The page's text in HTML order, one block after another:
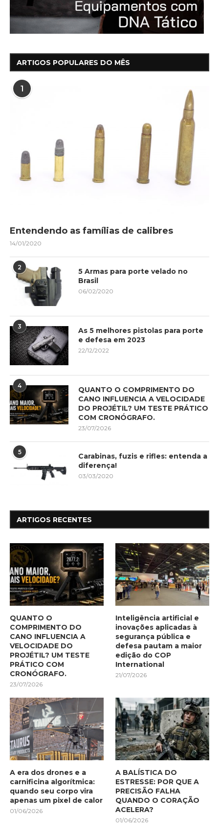
ARTIGOS POPULARES DO MÊS
1
Entendendo as famílias de calibres
14/01/2020
2
5 Armas para porte velado no
Brasil
06/02/2020
3
As 5 melhores pistolas para porte
e defesa em 2023
22/12/2022
4
QUANTO O COMPRIMENTO DO
CANO INFLUENCIA A VELOCIDADE
DO PROJÉTIL? UM TESTE PRÁTICO
COM CRONÓGRAFO.
23/07/2026
5
Carabinas, fuzis e rifles: entenda a
diferença!
03/03/2020
ARTIGOS RECENTES
QUANTO O
COMPRIMENTO DO
CANO INFLUENCIA A
VELOCIDADE DO
PROJÉTIL? UM TESTE
PRÁTICO COM
CRONÓGRAFO.
23/07/2026
Inteligência artificial e
inovações aplicadas à
segurança pública e
defesa pautam a maior
edição do COP
International
21/07/2026
A era dos drones e a
carnificina algorítmica:
quando seu corpo vira
apenas um pixel de calor
01/06/2026
A BALÍSTICA DO
ESTRESSE: POR QUE A
PRECISÃO FALHA
QUANDO O CORAÇÃO
ACELERA?
01/06/2026